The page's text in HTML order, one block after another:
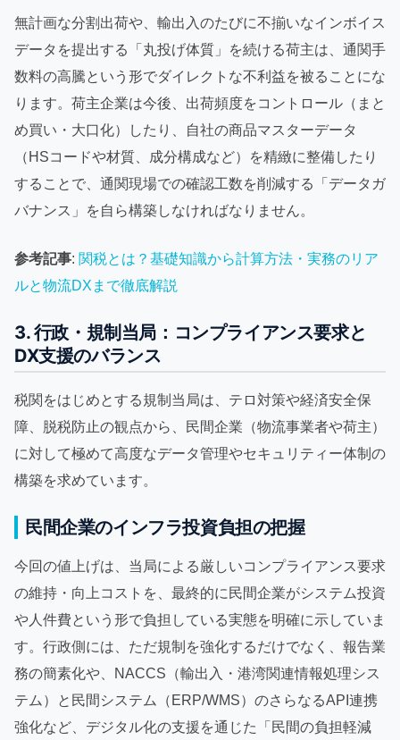
無計画な分割出荷や、輸出入のたびに不揃いなインボイス
データを提出する「丸投げ体質」を続ける荷主は、通関手
数料の高騰という形でダイレクトな不利益を被ることにな
ります。荷主企業は今後、出荷頻度をコントロール（まと
め買い・大口化）したり、自社の商品マスターデータ
（HSコードや材質、成分構成など）を精緻に整備したり
することで、通関現場での確認工数を削減する「データガ
バナンス」を自ら構築しなければなりません。
参考記事: 関税とは？基礎知識から計算方法・実務のリア
ルと物流DXまで徹底解説
3. 行政・規制当局：コンプライアンス要求と
DX支援のバランス
税関をはじめとする規制当局は、テロ対策や経済安全保
障、脱税防止の観点から、民間企業（物流事業者や荷主）
に対して極めて高度なデータ管理やセキュリティー体制の
構築を求めています。
民間企業のインフラ投資負担の把握
今回の値上げは、当局による厳しいコンプライアンス要求
の維持・向上コストを、最終的に民間企業がシステム投資
や人件費という形で負担している実態を明確に示していま
す。行政側には、ただ規制を強化するだけでなく、報告業
務の簡素化や、NACCS（輸出入・港湾関連情報処理シス
テム）と民間システム（ERP/WMS）のさらなるAPI連携
強化など、デジタル化の支援を通じた「民間の負担軽減